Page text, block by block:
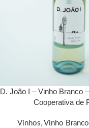
D. João I – Vinho Branco
Cooperativa de
Vinhos, Vinho Branco